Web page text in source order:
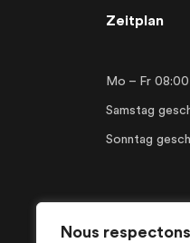
Nous
Zeitplan
Mo – Fr
Samstag
Sonntag
Français